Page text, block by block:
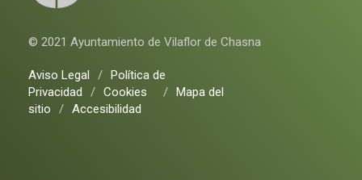
© 2021 Ayuntamiento de Vilaflor de Chasna
Aviso Legal /
Política de
Privacidad
/ Cookies /
Mapa del
sitio
/ Accesibilidad